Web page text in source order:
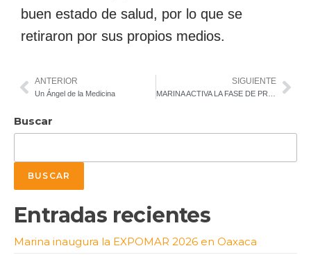
buen estado de salud, por lo que se
retiraron por sus propios medios.
ANTERIOR
Un Ángel de la Medicina
SIGUIENTE
Buscar
BUSCAR
Entradas recientes
Marina inaugura la EXPOMAR 2026 en Oaxaca